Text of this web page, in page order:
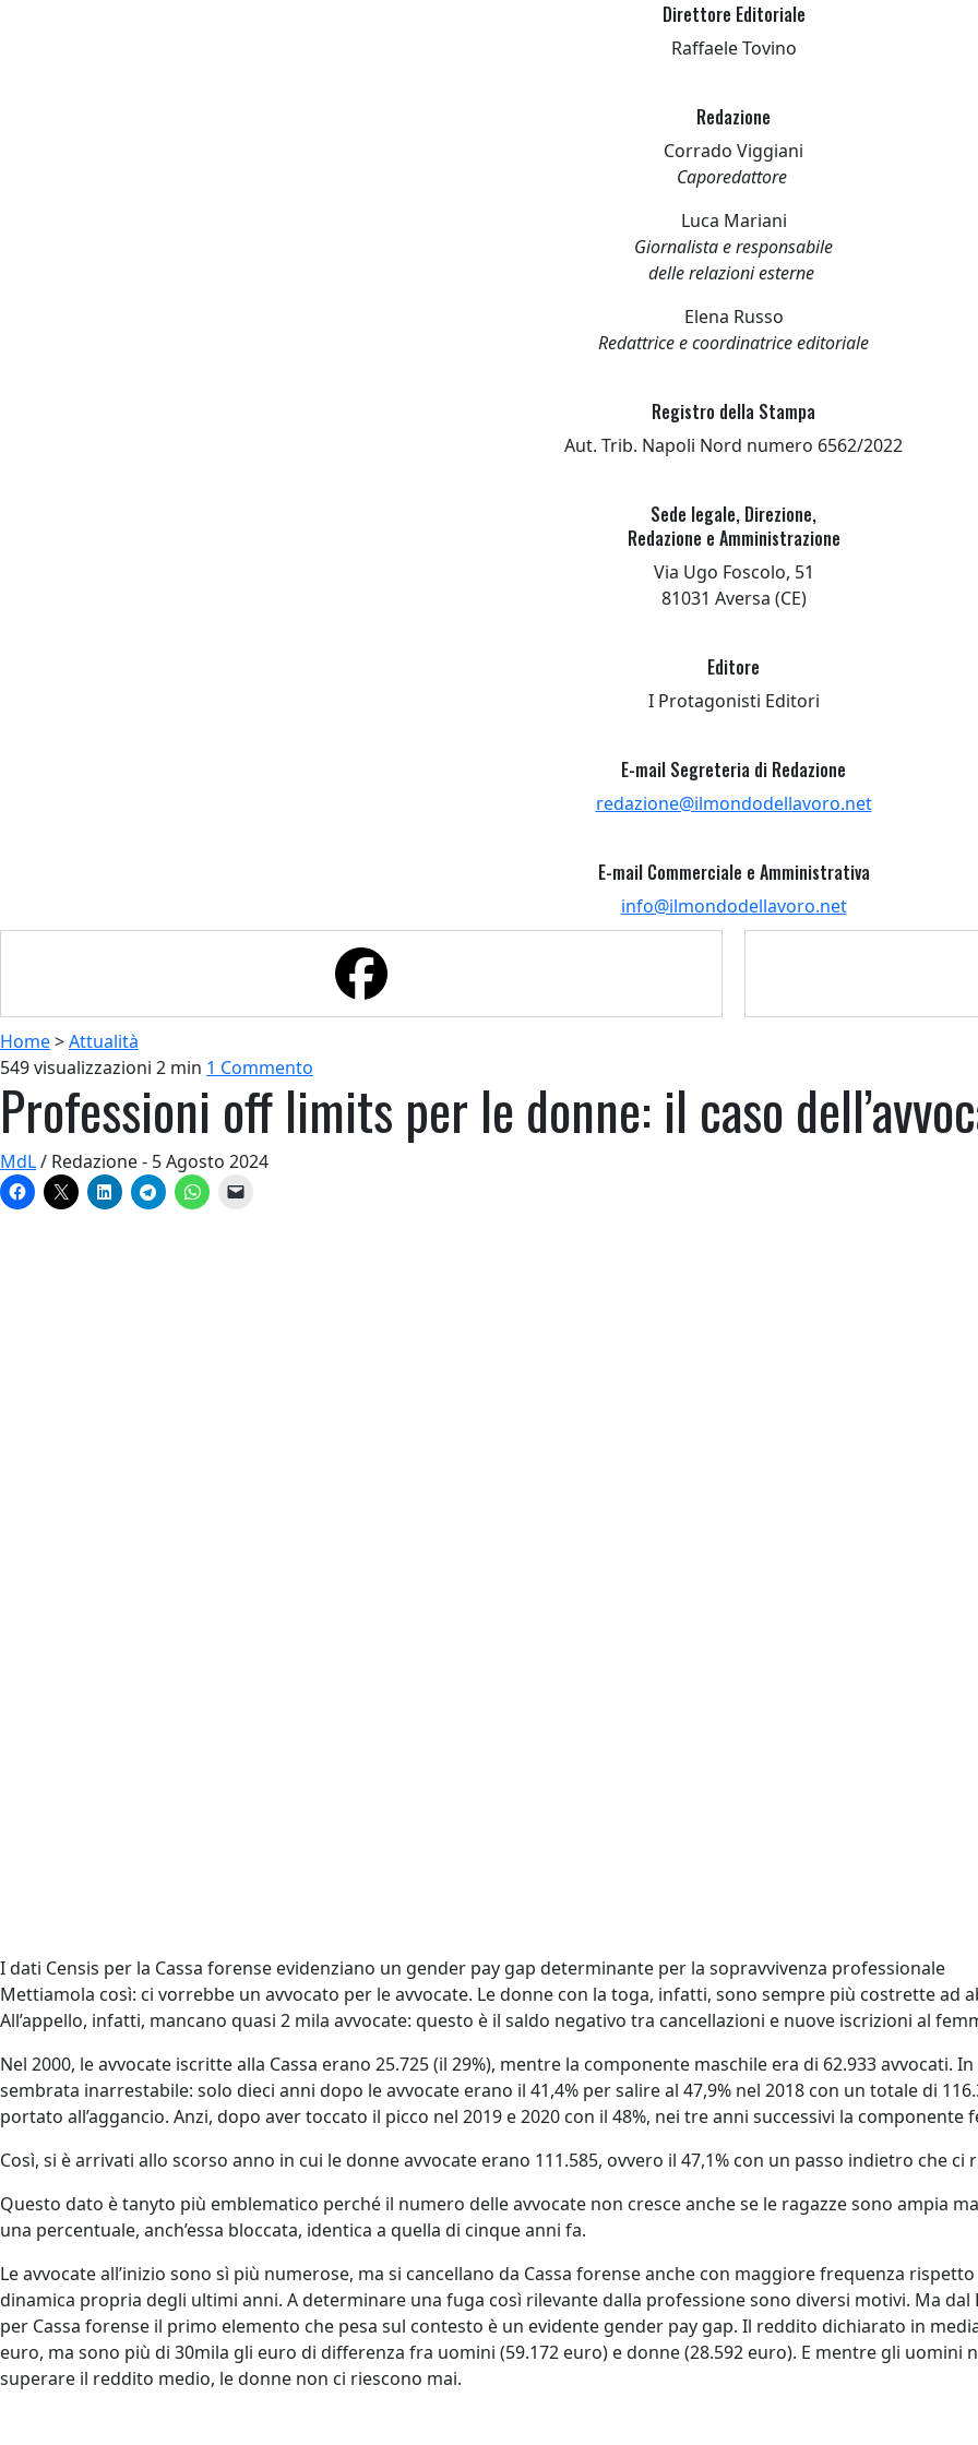
Direttore Editoriale
Raffaele Tovino
Redazione
Corrado Viggiani
Caporedattore
Luca Mariani
Giornalista e responsabile
delle relazioni esterne
Elena Russo
Redattrice e coordinatrice editoriale
Registro della Stampa
Aut. Trib. Napoli Nord numero 6562/2022
Sede legale, Direzione,
Redazione e Amministrazione
Via Ugo Foscolo, 51
81031 Aversa (CE)
Editore
I Protagonisti Editori
E-mail Segreteria di Redazione
redazione@ilmondodellavoro.net
E-mail Commerciale e Amministrativa
info@ilmondodellavoro.net
Home>Attualità
549 visualizzazioni 2 min 1 Commento
Professioni off limits per le donne: il caso
MdL/ Redazione - 5 Agosto 2024
I dati Censis per la Cassa forense evidenziano un gender pay gap determinante per la sopravvivenza professionale
Mettiamola così: ci vorrebbe un avvocato per le avvocate. Le donne con la toga, infatti, sono sempre più costrette
All’appello, infatti, mancano quasi 2 mila avvocate: questo è il saldo negativo tra cancellazioni e nuove iscrizioni al
Nel 2000, le avvocate iscritte alla Cassa erano 25.725 (il 29%), mentre la componente maschile era di 62.933 avvocati.
sembrata inarrestabile: solo dieci anni dopo le avvocate erano il 41,4% per salire al 47,9% nel 2018 con un totale di
portato all’aggancio. Anzi, dopo aver toccato il picco nel 2019 e 2020 con il 48%, nei tre anni successivi la
Così, si è arrivati allo scorso anno in cui le donne avvocate erano 111.585, ovvero il 47,1% con un passo indietro che ci
Questo dato è tanyto più emblematico perché il numero delle avvocate non cresce anche se le ragazze sono ampia
una percentuale, anch’essa bloccata, identica a quella di cinque anni fa.
Le avvocate all’inizio sono sì più numerose, ma si cancellano da Cassa forense anche con maggiore frequenza
dinamica propria degli ultimi anni. A determinare una fuga così rilevante dalla professione sono diversi motivi. Ma dal
per Cassa forense il primo elemento che pesa sul contesto è un evidente gender pay gap. Il reddito dichiarato in
euro, ma sono più di 30mila gli euro di differenza fra uomini (59.172 euro) e donne (28.592 euro). E mentre gli uomini
superare il reddito medio, le donne non ci riescono mai.